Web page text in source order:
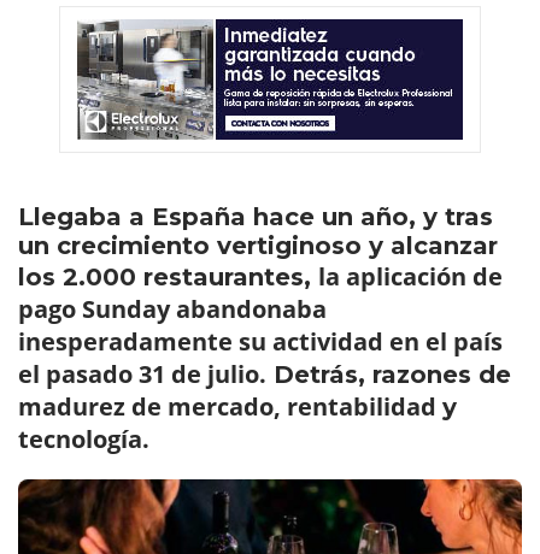
Llegaba a España hace un año, y tras
un crecimiento vertiginoso y alcanzar
los 2.000 restaurantes, la aplicación de
pago Sunday abandonaba
inesperadamente su actividad en el país
el pasado 31 de julio. Detrás, razones de
madurez de mercado, rentabilidad y
tecnología.